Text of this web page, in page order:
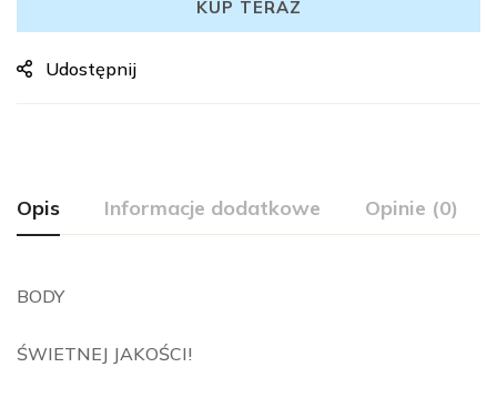
KUP TERAZ
Udostępnij
Opis Informacje dodatkowe Opinie (0)
BODY
ŚWIETNEJ JAKOŚCI!